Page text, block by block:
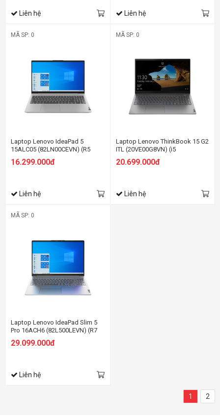
Liên hệ Liên hệ
MÃ SP: 0
Laptop Lenovo IdeaPad 5
15ALC05 (82LN00CEVN) (R5
5500U/8GB RAM/512GB
SSD/15.6 FHD/Win11/Xám)
16.299.000đ
Liên hệ
MÃ SP: 0
Laptop Lenovo ThinkBook 15 G2
ITL (20VE00G8VN) (i5
1135G7/8GB RAM/512GB
SSD/15.6 FHD/MX450
20.699.000đ
Liên hệ
MÃ SP: 0
Laptop Lenovo IdeaPad Slim 5
Pro 16ACH6 (82L500LEVN) (R7
SSD/16 WQXGA/RTX3050
29.099.000đ
Liên hệ
1 2